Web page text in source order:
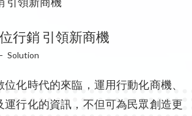
行銷 引領新商機
Solution
化時代的來臨，運用行動化商機、
運行化的資訊，不但可為民眾創造更